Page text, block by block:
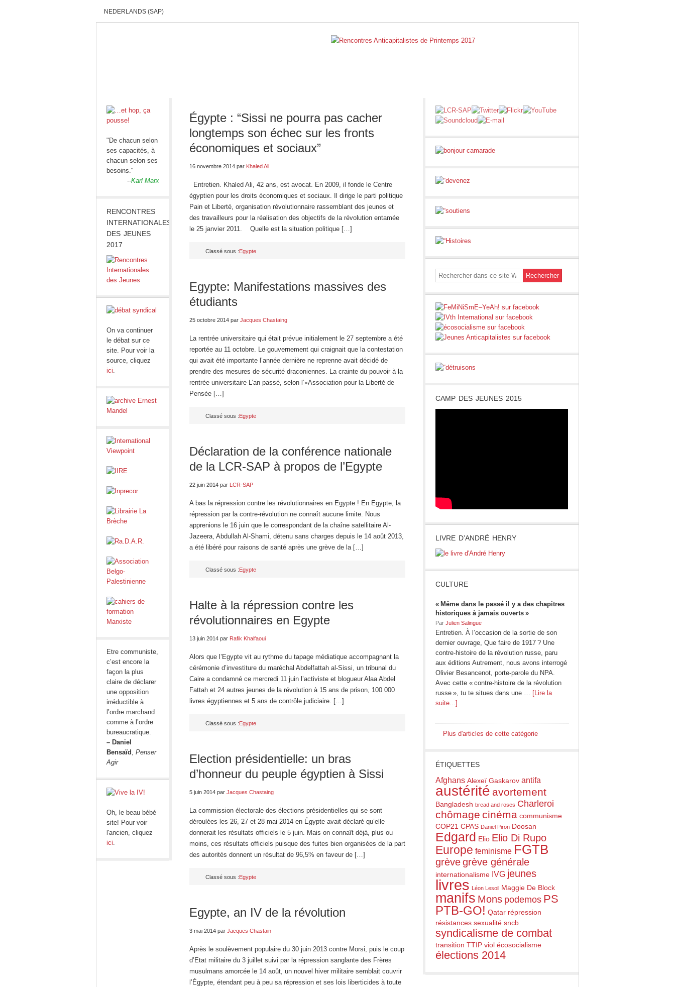
NEDERLANDS (SAP)
Égypte : “Sissi ne pourra pas cacher
longtemps son échec sur les fronts
économiques et sociaux”
16 novembre 2014 par Khaled Ali
Entretien. Khaled Ali, 42 ans, est avocat. En 2009, il fonde le Centre
égyptien pour les droits économiques et sociaux. Il dirige le parti politique
Pain et Liberté, organisation révolutionnaire rassemblant des jeunes et
des travailleurs pour la réalisation des objectifs de la révolution entamée
le 25 janvier 2011. Quelle est la situation politique […]
Classé sous :Egypte
Egypte: Manifestations massives des
étudiants
25 octobre 2014 par Jacques Chastaing
La rentrée universitaire qui était prévue initialement le 27 septembre a été
reportée au 11 octobre. Le gouvernement qui craignait que la contestation
qui avait été importante l’année dernière ne reprenne avait décidé de
prendre des mesures de sécurité draconiennes. La crainte du pouvoir à la
rentrée universitaire L’an passé, selon l’«Association pour la Liberté de
Pensée […]
Classé sous :Egypte
Déclaration de la conférence nationale
de la LCR-SAP à propos de l’Egypte
22 juin 2014 par LCR-SAP
A bas la répression contre les révolutionnaires en Egypte ! En Egypte, la
répression par la contre-révolution ne connaît aucune limite. Nous
apprenions le 16 juin que le correspondant de la chaîne satellitaire Al-
Jazeera, Abdullah Al-Shami, détenu sans charges depuis le 14 août 2013,
a été libéré pour raisons de santé après une grève de la […]
Classé sous :Egypte
Halte à la répression contre les
révolutionnaires en Egypte
13 juin 2014 par Rafik Khalfaoui
Alors que l’Egypte vit au rythme du tapage médiatique accompagnant la
cérémonie d’investiture du maréchal Abdelfattah al-Sissi, un tribunal du
Caire a condamné ce mercredi 11 juin l’activiste et blogueur Alaa Abdel
Fattah et 24 autres jeunes de la révolution à 15 ans de prison, 100 000
livres égyptiennes et 5 ans de contrôle judiciaire. […]
Classé sous :Egypte
Election présidentielle: un bras
d’honneur du peuple égyptien à Sissi
5 juin 2014 par Jacques Chastaing
La commission électorale des élections présidentielles qui se sont
déroulées les 26, 27 et 28 mai 2014 en Égypte avait déclaré qu’elle
donnerait les résultats officiels le 5 juin. Mais on connaît déjà, plus ou
moins, ces résultats officiels puisque des fuites bien organisées de la part
des autorités donnent un résultat de 96,5% en faveur de […]
Classé sous :Egypte
Egypte, an IV de la révolution
3 mai 2014 par Jacques Chastain
Après le soulèvement populaire du 30 juin 2013 contre Morsi, puis le coup
d’Etat militaire du 3 juillet suivi par la répression sanglante des Frères
musulmans amorcée le 14 août, un nouvel hiver militaire semblait couvrir
l’Égypte, étendant peu à peu sa répression et ses lois liberticides à toute
CAMP DES JEUNES 2015
LIVRE D’ANDRÉ HENRY
CULTURE
« Même dans le passé il y a des chapitres
historiques à jamais ouverts »
Par Julien Salingue
Entretien. À l’occasion de la sortie de son
dernier ouvrage, Que faire de 1917 ? Une
contre-histoire de la révolution russe, paru
aux éditions Autrement, nous avons interrogé
Olivier Besancenot, porte-parole du NPA.
Avec cette « contre-histoire de la révolution
russe », tu te situes dans une … [Lire la
suite...]
Plus d'articles de cette catégorie
ÉTIQUETTES
Afghans Alexeï Gaskarov antifa
austérité avortement
Bangladesh bread and roses Charleroi
chômage cinéma communisme
COP21 CPAS Daniel Piron Doosan
Edgard Elio Elio Di Rupo
Europe feminisme FGTB
grèvegrève générale
internationalisme IVG jeunes
livres Léon Lesoil Maggie De Block
manifs Mons podemos PS
PTB-GO! Qatar répression
résistances sexualité sncb
syndicalisme de combat
transition TTIP viol écosocialisme
élections 2014
"De chacun selon
ses capacités, à
chacun selon ses
besoins."
--Karl Marx
RENCONTRES
INTERNATIONALES
DES JEUNES
2017
On va continuer
le débat sur ce
site. Pour voir la
source, cliquez
ici.
Etre communiste,
c’est encore la
façon la plus
claire de déclarer
une opposition
irréductible à
l’ordre marchand
comme à l’ordre
bureaucratique.
– Daniel
Bensaïd , Penser
Agir
Oh, le beau bébé
site! Pour voir
l'ancien, cliquez
ici.